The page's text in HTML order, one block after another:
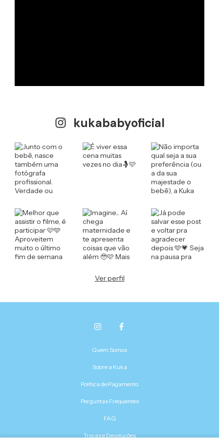
kukababyoficial
Ver perfil
Quem Somos
Sobre a Kuka
Política de Pagamento
Perguntas Frequentes
FAQ
Trocas e Devoluções